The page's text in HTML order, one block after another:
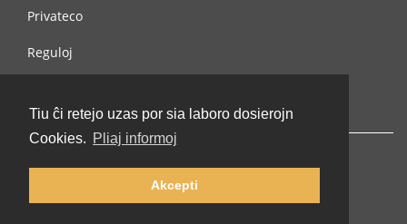
Tiu ĉi retejo uzas por sia laboro dosierojn
Cookies. Pliaj informoj
Akcepti
Privateco
Reguloj
© 2002-2026 lernu.net |Impressum